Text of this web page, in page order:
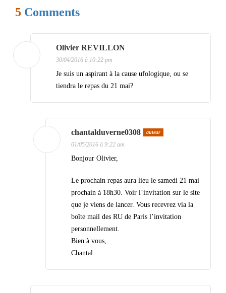
a
i
o
5 Comments
Olivier REVILLON
30/04/2016 à 10:22 pm
Je suis un aspirant à la cause ufologique, ou se
tiendra le repas du 21 mai?
chantalduverne0308 auteur
01/05/2016 à 9:22 am
Bonjour Olivier,
Le prochain repas aura lieu le samedi 21 mai
prochain à 18h30. Voir l’invitation sur le site
que je viens de lancer. Vous recevrez via la
boîte mail des RU de Paris l’invitation
personnellement.
Bien à vous,
Chantal